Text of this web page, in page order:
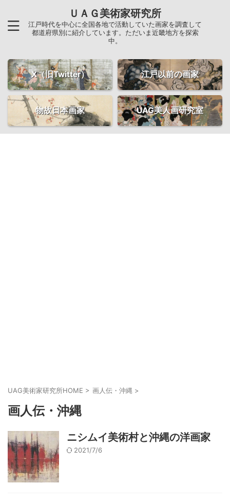
ＵＡＧ美術家研究所
江戸時代を中心に全国各地で活動していた画家を調査して
都道府県別に紹介しています。ただいま近畿地方を探索
中。
X（旧Twitter） 江戸以前の画家
物故日本画家 UAG美人画研究室
UAG美術家研究所HOME > 画人伝・沖縄 >
画人伝・沖縄
ニシムイ美術村と沖縄の洋画家
2021/7/6